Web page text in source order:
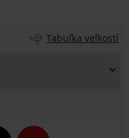
Tabuľka veľkostí